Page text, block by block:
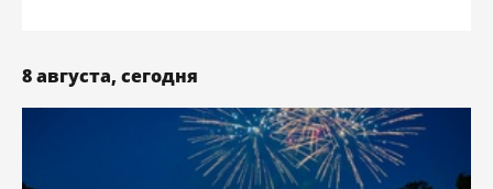
8 августа, сегодня